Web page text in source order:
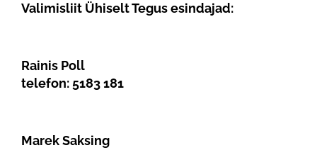
Valimisliit Ühiselt Tegus esindajad:
Rainis Poll
telefon: 5183 181
Marek Saksing